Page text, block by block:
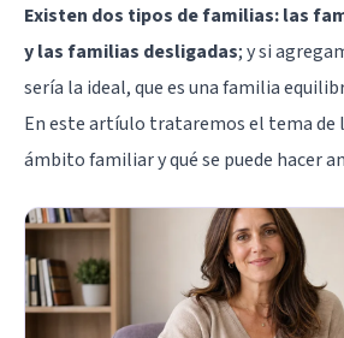
Existen dos tipos de familias: las
y las familias desligadas; y si
sería la ideal, que es una familia
En este artíulo trataremos el tema de
ámbito familiar y qué se puede hacer